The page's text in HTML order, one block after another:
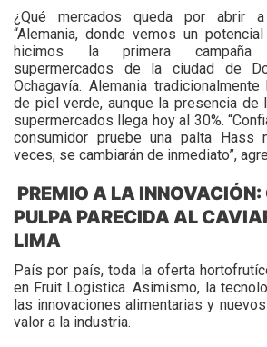
¿Qué mercados queda por abrir
“Alemania, donde vemos un
hicimos la primera campaña
supermercados de la ciudad de
Ochagavía. Alemania
de piel verde, aunque la presencia de
supermercados llega hoy al 30%.
consumidor pruebe una palta Hass
veces, se cambiarán de inmediato”,
PREMIO A LA
PULPA PARECIDA AL
LIMA
País por país, toda la oferta
en Fruit Logistica. Asimismo, la
las innovaciones alimentarias y
valor a la industria.